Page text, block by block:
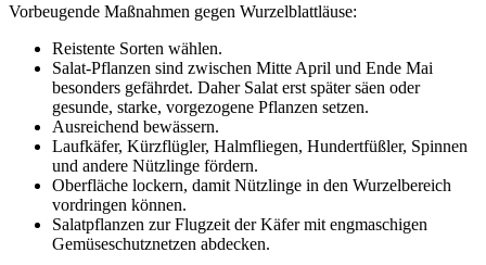
Vorbeugende Maßnahmen gegen Wurzelblattläuse:
Reistente Sorten wählen.
Salat-Pflanzen sind zwischen Mitte April und Ende Mai
besonders gefährdet. Daher Salat erst später säen oder
gesunde, starke, vorgezogene Pflanzen setzen.
Ausreichend bewässern.
Laufkäfer, Kürzflügler, Halmfliegen, Hundertfüßler, Spinnen
und andere Nützlinge fördern.
Oberfläche lockern, damit Nützlinge in den Wurzelbereich
vordringen können.
Salatpflanzen zur Flugzeit der Käfer mit engmaschigen
Gemüseschutznetzen abdecken.